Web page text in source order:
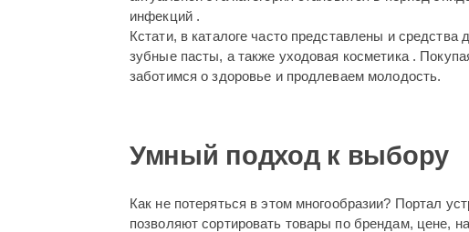
инфекций .
Кстати, в каталоге часто представлены и
зубные пасты, а также уходовая косметика .
заботимся о здоровье и продлеваем молодость.
Умный подход к выбору
Как не потеряться в этом многообразии? Портал
позволяют сортировать товары по брендам, цене,